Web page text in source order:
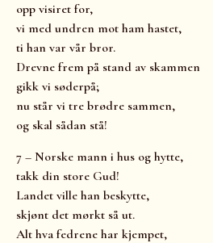
opp visiret for,
vi med undren mot ham hastet,
ti han var vår bror.
Drevne frem på stand av skammen
gikk vi søderpå;
nu står vi tre brødre sammen,
og skal sådan stå!
7 – Norske mann i hus og hytte,
takk din store Gud!
Landet ville han beskytte,
skjønt det mørkt så ut.
Alt hva fedrene har kjempet,